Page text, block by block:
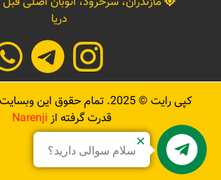
دریا
کپی رایت ©2025. تمام حقوق این
قدرت گرفته از Narenji
Sadrnezhad
سلام سوالی دارید؟